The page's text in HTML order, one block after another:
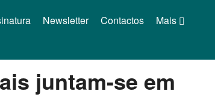
Mais
Newsletter Contactos
juntam-se em